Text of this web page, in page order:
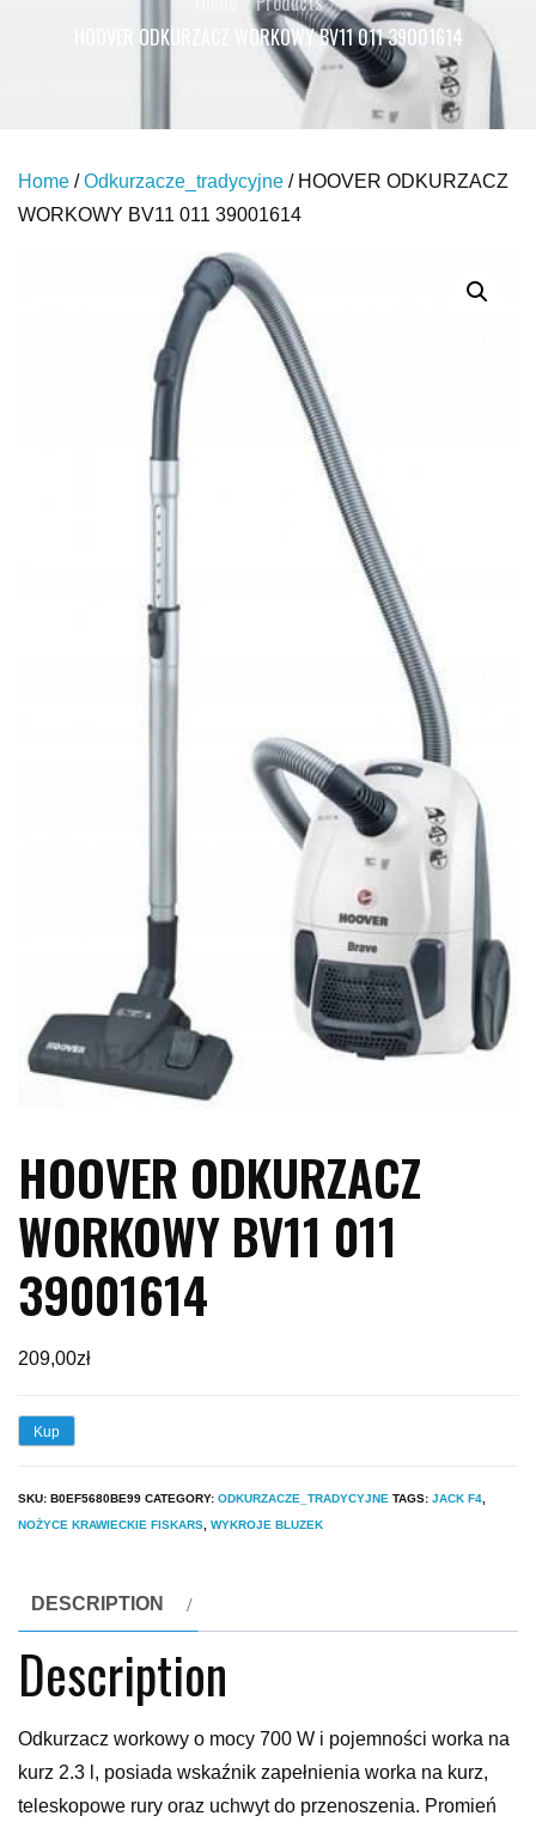
HOOVER ODKURZACZ WORKOWY BV11 011 39001614
Home /Odkurzacze_tradycyjne / HOOVER ODKURZACZ
WORKOWY BV11 011 39001614
HOOVER ODKURZACZ
WORKOWY BV11 011
39001614
209,00zł
Kup
SKU: B0EF5680BE99 CATEGORY: ODKURZACZE_TRADYCYJNE TAGS: JACK F4
NOŻYCE KRAWIECKIE FISKARS WYKROJE BLUZEK
DESCRIPTION
Description
Odkurzacz workowy o mocy 700 W i pojemności worka na
kurz 2.3 l, posiada wskaźnik zapełnienia worka na kurz,
teleskopowe rury oraz uchwyt do przenoszenia. Promień